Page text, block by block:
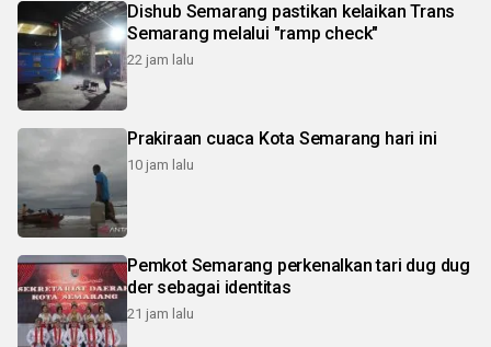
Dishub Semarang pastikan kelaikan Trans
Semarang melalui "ramp check"
22 jam lalu
Prakiraan cuaca Kota Semarang hari ini
10 jam lalu
Pemkot Semarang perkenalkan tari dug dug
der sebagai identitas
21 jam lalu